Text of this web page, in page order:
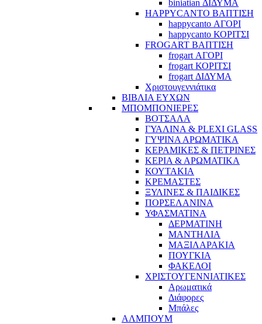
biniatian ΔΙΔΥΜΑ
HAPPYCANTO ΒΑΠΤΙΣΗ
happycanto ΑΓΟΡΙ
happycanto ΚΟΡΙΤΣΙ
FROGART ΒΑΠΤΙΣΗ
frogart ΑΓΟΡΙ
frogart ΚΟΡΙΤΣΙ
frogart ΔΙΔΥΜΑ
Χριστουγεννιάτικα
ΒΙΒΛΙΑ ΕΥΧΩΝ
ΜΠΟΜΠΟΝΙΕΡΕΣ
ΒΟΤΣΑΛΑ
ΓΥΑΛΙΝΑ & PLEXI GLASS
ΓΥΨΙΝΑ ΑΡΩΜΑΤΙΚΑ
ΚΕΡΑΜΙΚΕΣ & ΠΕΤΡΙΝΕΣ
ΚΕΡΙΑ & ΑΡΩΜΑΤΙΚΑ
ΚΟΥΤΑΚΙΑ
ΚΡΕΜΑΣΤΕΣ
ΞΥΛΙΝΕΣ & ΠΑΙΔΙΚΕΣ
ΠΟΡΣΕΛΑΝΙΝΑ
ΥΦΑΣΜΑΤΙΝA
ΔΕΡΜΑΤΙΝΗ
ΜΑΝΤΗΛΙΑ
ΜΑΞΙΛΑΡΑΚΙΑ
ΠΟΥΓΚΙΑ
ΦΑΚΕΛΟΙ
ΧΡΙΣΤΟΥΓΕΝΝΙΑΤΙΚΕΣ
Αρωματικά
Διάφορες
Μπάλες
ΑΛΜΠΟΥΜ